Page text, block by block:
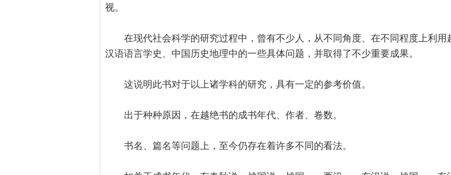
视。
在现代社会科学的研究过程中，曾有不少人，从不同角度、在不同程度上利用
汉语语言学史、中国历史地理中的一些具体问题，并取得了不少重要成果。
这说明此书对于以上诸学科的研究，具有一定的参考价值。
出于种种原因，在越绝书的成书年代、作者、卷数。
书名、篇名等问题上，至今仍存在着许多不同的看法。